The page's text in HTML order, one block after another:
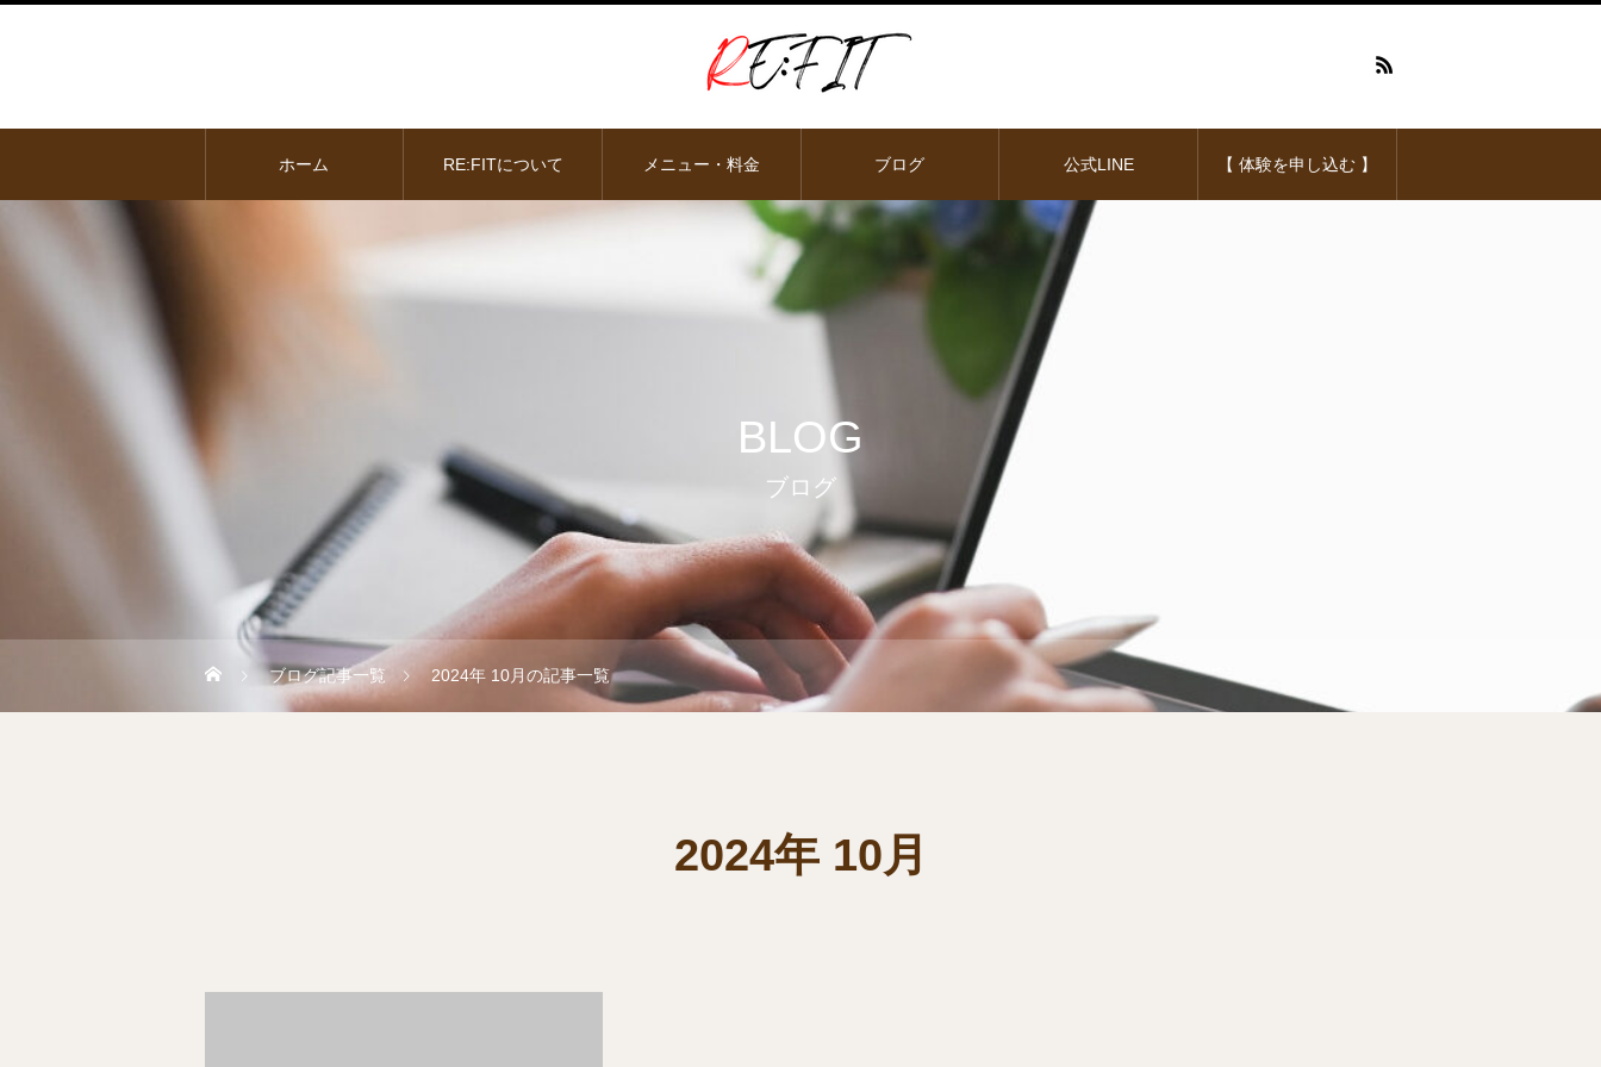
ホーム RE:FITについて メニュー・料金 ブログ 公式LINE 【 体験を申し込む 】
BLOG
ブログ
ブログ記事一覧 2024年 10月の記事一覧
2024年 10月